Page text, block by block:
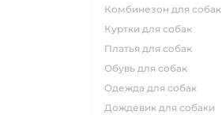
комбинезон для собак
куртки для собак
платья для собак
обувь для собак
одежда для собак
дождевик для собаки